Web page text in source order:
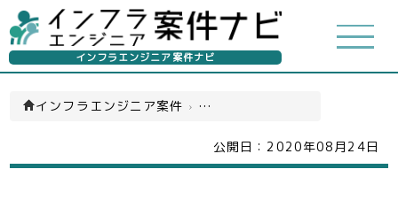
インフラエンジニア案件ナビ
インフラエンジニア案件 › ネットワークエンジニア(一覧)
公開日： 2020年08月24日